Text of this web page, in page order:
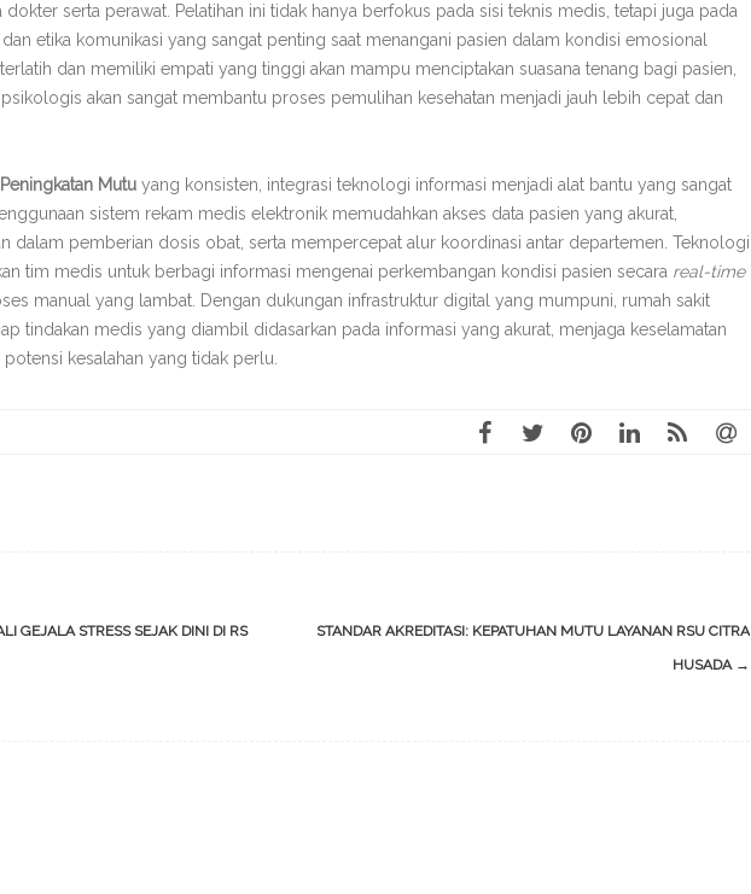
dokter serta perawat. Pelatihan ini tidak hanya berfokus pada sisi teknis medis, tetapi juga pada
etika komunikasi yang sangat penting saat menangani pasien dalam kondisi emosional
dan memiliki empati yang tinggi akan mampu menciptakan suasana tenang bagi pasien,
akan sangat membantu proses pemulihan kesehatan menjadi jauh lebih cepat dan
Mutu yang konsisten, integrasi teknologi informasi menjadi alat bantu yang sangat
sistem rekam medis elektronik memudahkan akses data pasien yang akurat,
dalam pemberian dosis obat, serta mempercepat alur koordinasi antar departemen. Teknologi
tim medis untuk berbagi informasi mengenai perkembangan kondisi pasien secara real-time
manual yang lambat. Dengan dukungan infrastruktur digital yang mumpuni, rumah sakit
tindakan medis yang diambil didasarkan pada informasi yang akurat, menjaga keselamatan
kesalahan yang tidak perlu.
GEJALA STRESS SEJAK DINI DI RS
STANDAR AKREDITASI: KEPATUHAN MUTU LAYANAN RSU CITRA
HUSADA →